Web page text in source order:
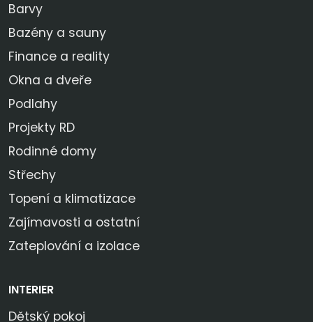
Barvy
Bazény a sauny
Finance a reality
Okna a dveře
Podlahy
Projekty RD
Rodinné domy
Střechy
Topení a klimatizace
Zajímavosti a ostatní
Zateplování a izolace
INTERIER
Dětský pokoj